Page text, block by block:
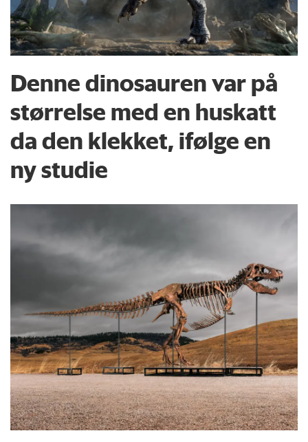
Denne dinosauren var på
størrelse med en huskatt
da den klekket, ifølge en
ny studie